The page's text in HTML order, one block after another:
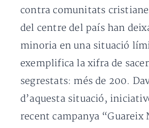
contra comunitats
del centre del país han
minoria en una situació
exemplifica la xifra de
segrestats: més de 200.
d’aquesta situació,
recent campanya “Guareix